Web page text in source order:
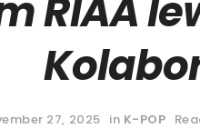
RIAA
27, 2025 in K-POP